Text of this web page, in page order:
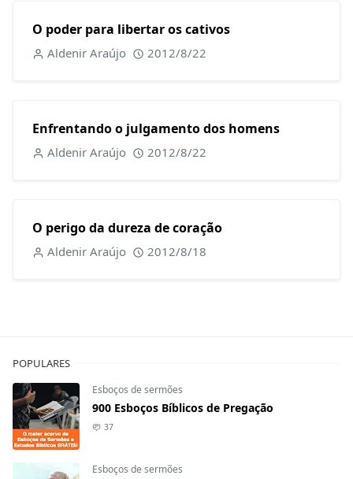
O poder para libertar os cativos
Aldenir Araújo 2012/8/22
Enfrentando o julgamento dos homens
Aldenir Araújo 2012/8/22
O perigo da dureza de coração
Aldenir Araújo 2012/8/18
POPULARES
Esboços de sermões
900 Esboços Bíblicos de Pregação
37
Esboços de sermões